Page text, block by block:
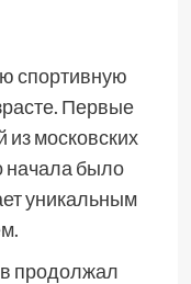
спортивную
Первые
из московских
начала было
уникальным
продолжал